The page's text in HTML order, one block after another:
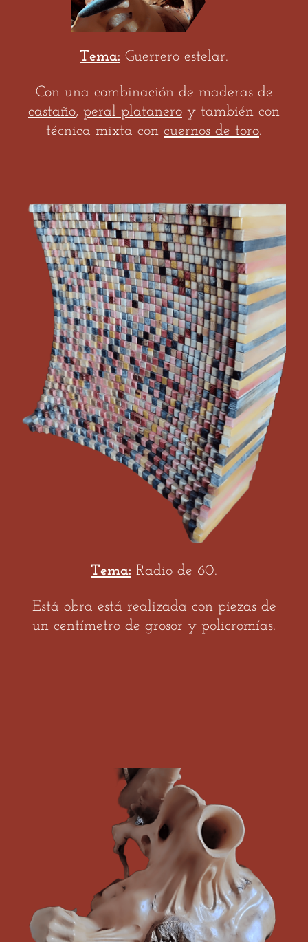
Tema: Guerrero estelar.
Con una combinación de maderas de
castaño, peral platanero y también con
técnica mixta con cuernos de toro.
Tema: Radio de 60.
Está obra está realizada con piezas de
un centímetro de grosor y policromías.